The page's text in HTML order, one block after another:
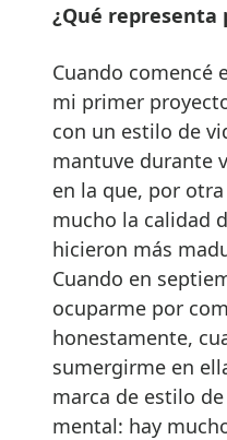
¿Qué representa
Cuando comencé
mi primer
con un estilo de
mantuve durante
en la que, por
mucho la calidad
hicieron más
Cuando en
ocuparme por
honestamente,
sumergirme en
marca de estilo
mental: hay